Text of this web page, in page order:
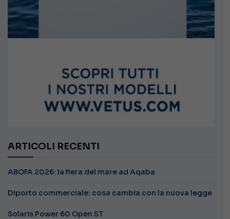
ARTICOLI RECENTI
ABOFA 2026: la fiera del mare ad Aqaba
Diporto commerciale: cosa cambia con la nuova legge
Solaris Power 60 Open ST